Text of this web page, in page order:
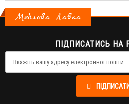
Меблева Лавка
ПІДПИСАТИСЬ НА